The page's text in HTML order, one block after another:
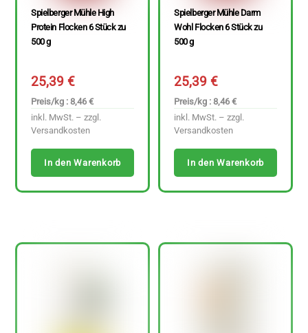
Spielberger Mühle High
Protein Flocken 6 Stück zu
500 g
25,39€
Preis/kg : 8,46 €
inkl. MwSt. – zzgl.
Versandkosten
In den Warenkorb
Spielberger Mühle Darm
Wohl Flocken 6 Stück zu
500 g
25,39€
Preis/kg : 8,46 €
inkl. MwSt. – zzgl.
Versandkosten
In den Warenkorb